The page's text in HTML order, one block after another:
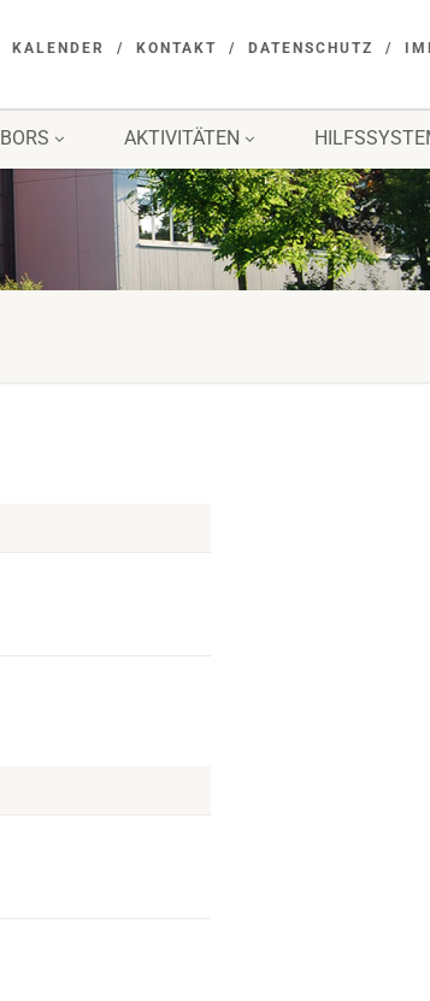
KALENDER KONTAKT DATENSCHUTZ
BORS AKTIVITÄTEN